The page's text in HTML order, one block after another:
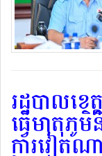
រដ្ឋបាលខ
ធ្វើមាតុភូ
ការវៀត